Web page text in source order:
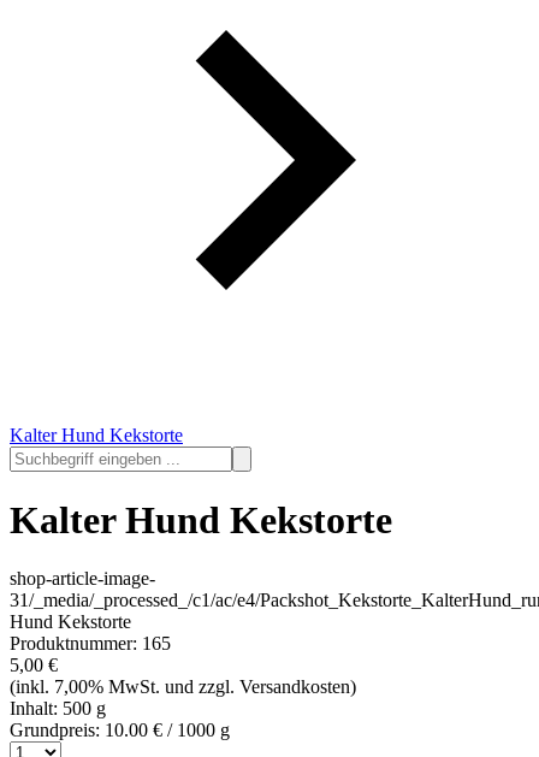
Kalter Hund Kekstorte
Kalter Hund Kekstorte
shop-article-image-
31/_media/_processed_/c1/ac/e4/
Hund Kekstorte
Produktnummer: 165
5,00 €
(inkl. 7,00% MwSt. und zzgl. Versandkosten)
Inhalt: 500 g
Grundpreis: 10.00 € / 1000 g